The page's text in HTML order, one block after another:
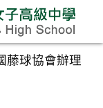
藤球協會辦理